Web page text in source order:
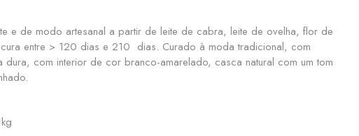
e de modo artesanal a partir de leite de cabra, leite de ovelha, flor de
entre > 120 dias e 210 dias. Curado à moda tradicional, com
dura, com interior de cor branco-amarelado, casca natural com um tom